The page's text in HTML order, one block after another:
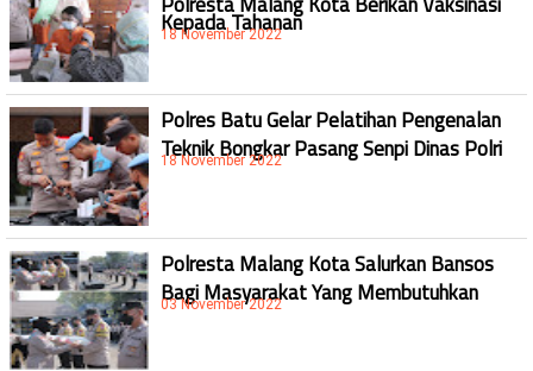
Kepada Tahanan
18 November 2022
Polres Batu Gelar Pelatihan Pengenalan
Teknik Bongkar Pasang Senpi Dinas Polri
18 November 2022
Polresta Malang Kota Salurkan Bansos
Bagi Masyarakat Yang Membutuhkan
03 November 2022